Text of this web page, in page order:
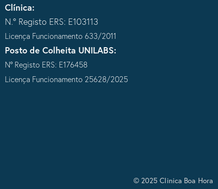
Clínica:
N.º Registo ERS: E103113
Licença Funcionamento 633/2011
Posto de Colheita UNILABS:
Nº Registo ERS: E176458
Licença Funcionamento 25628/2025
© 2025 Clinica Boa Hora